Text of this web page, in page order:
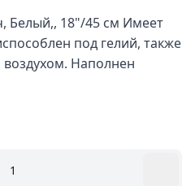
Белый,, 18"/45 см Имеет
под гелий, также
воздухом. Наполнен
1